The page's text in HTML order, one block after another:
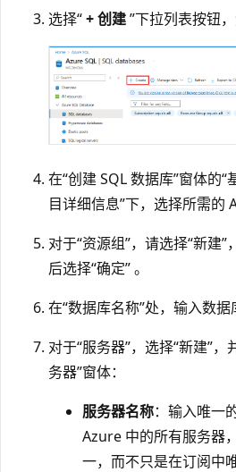
选择“+ 创建”下拉列表按钮
在“创建 SQL 数据库”窗体的“
目详细信息”下，选择所需的
对于“资源组”，请选择“新建
后选择“确定” 。
在“数据库名称”处，输入数据
对于“服务器”，选择“新建”
务器”窗体：
服务器名称：输入唯一
Azure 中的所有服务器
一，而不只是在订阅中